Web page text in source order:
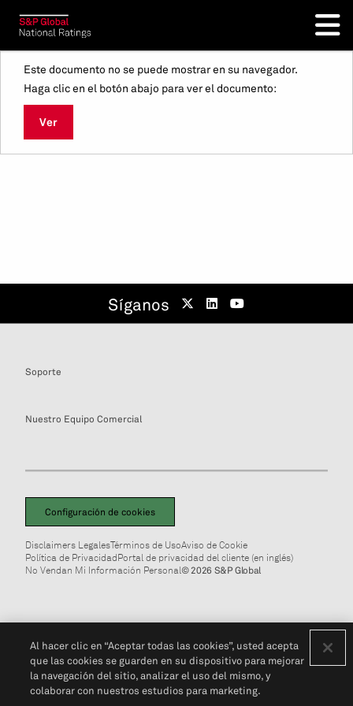
Este documento no se puede mostrar en su navegador.
Haga clic en el botón abajo para ver el documento:
Ver
Síganos
Soporte
Nuestro Equipo Comercial
Configuración de cookies
Disclaimers LegalesTérminos de UsoAviso de Cookie
Política de PrivacidadPortal de privacidad del cliente (en inglés)
No Vendan Mi Información Personal© 2026 S&P Global
Al hacer clic en “Aceptar todas las cookies”, usted acepta
que las cookies se guarden en su dispositivo para mejorar
la navegación del sitio, analizar el uso del mismo, y
colaborar con nuestros estudios para marketing.